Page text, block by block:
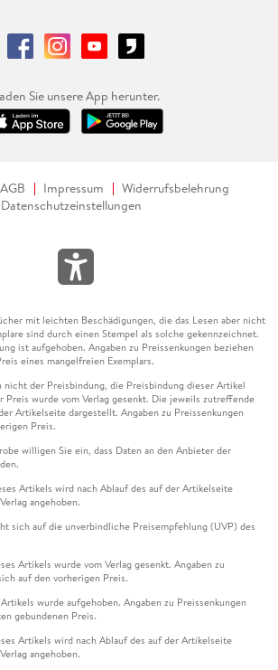
Sie unsere App herunter.
AGB Impressum
Widerrufsbelehrung
Datenschutzeinstellungen
mit leichten Beschädigungen, die das Lesen aber nicht
sind durch einen Stempel als solche gekennzeichnet.
ist aufgehoben. Angaben zu Preissenkungen beziehen
eines mangelfreien Exemplars.
der Preisbindung, die Preisbindung dieser Artikel
Preis wurde vom Verlag gesenkt. Die jeweils zutreffende
Artikelseite dargestellt. Angaben zu Preissenkungen
Preis.
willigen Sie ein, dass Daten an den Anbieter der
Artikels wird nach Ablauf des auf der Artikelseite
angehoben.
sich auf die unverbindliche Preisempfehlung (UVP) des
Artikels wurde vom Verlag gesenkt. Angaben zu
auf den vorherigen Preis.
wurde aufgehoben. Angaben zu Preissenkungen
gebundenen Preis.
Artikels wird nach Ablauf des auf der Artikelseite
angehoben.